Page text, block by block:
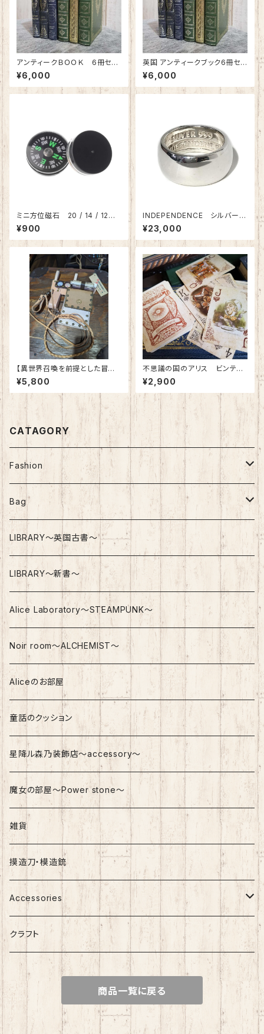
アンティークＢＯＯＫ 6冊セッ
ト 洋書 古本 古書 英国
イギリス ディスプレイ 展
示 インテリア 撮影用
¥6,000
英国 アンティークブック6冊セッ
ト【英国古書】色アソート
¥6,000
ミニ方位磁石 20 / 14 / 12m
m 10個入
¥900
INDEPENDENCE シルバーリ
ング 【インディペンデンス】純
銀 シルバー999 ピュア Ｐ
ＵＲＥ wide-type 指輪 ア
¥23,000
【異世界召喚を前提とした冒険
者のベルトⅠ型】～ダンジョンタ
イムキーパー～ レザーベルト 本
革 和装 スチームパンク ゴシッ
ク コスプレ 日本製
¥5,800
不思議の国のアリス ビンテー
ジアリストランプ レトロ アン
ティーク インテリア
¥2,900
CATAGORY
Fashion
Nostalgic Fashion
Top
Bottom
Dress
Gothic / Steampunk
Bag
Nostalgic Bag
LIBRARY～英国古書～
LIBRARY～新書～
Alice Laboratory～STEAMPUNK～
Noir room～ALCHEMIST～
Aliceのお部屋
童話のクッション
星降ル森乃装飾店～accessory～
魔女の部屋～Power stone～
雑貨
摸造刀・模造銃
Accessories
Silver Accessory
Surgical Stainless
White Hearts / Concyo
クラフト
商品一覧に戻る